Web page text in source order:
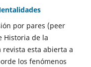
por pares (peer
Historia de la
revista esta abierta a
los fenómenos